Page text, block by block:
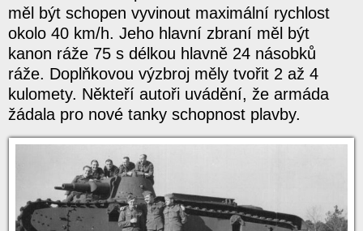
měl být schopen vyvinout maximální rychlost
okolo 40 km/h. Jeho hlavní zbraní měl být
kanon ráže 75 s délkou hlavně 24 násobků
ráže. Doplňkovou výzbroj měly tvořit 2 až 4
kulomety. Někteří autoři uvádění, že armáda
žádala pro nové tanky schopnost plavby.